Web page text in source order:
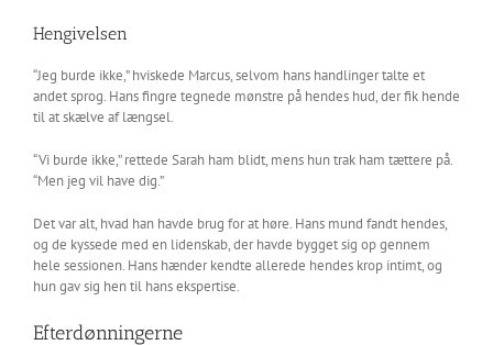
Hengivelsen
“Jeg burde ikke,” hviskede Marcus, selvom hans handlinger talte et
andet sprog. Hans fingre tegnede mønstre på hendes hud, der fik hende
til at skælve af længsel.
“Vi burde ikke,” rettede Sarah ham blidt, mens hun trak ham tættere på.
“Men jeg vil have dig.”
Det var alt, hvad han havde brug for at høre. Hans mund fandt hendes,
og de kyssede med en lidenskab, der havde bygget sig op gennem
hele sessionen. Hans hænder kendte allerede hendes krop intimt, og
hun gav sig hen til hans ekspertise.
Efterdønningerne